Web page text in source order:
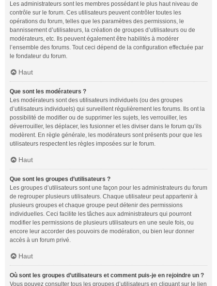
Les administrateurs sont les membres possédant le plus haut niveau de
contrôle sur le forum. Ces utilisateurs peuvent contrôler toutes les
opérations du forum, telles que les paramètres des permissions, le
bannissement d’utilisateurs, la création de groupes d’utilisateurs ou de
modérateurs, etc. Ils peuvent également être habilités à modérer
l’ensemble des forums. Tout ceci dépend de la configuration effectuée par
le fondateur du forum.
Haut
Que sont les modérateurs ?
Les modérateurs sont des utilisateurs individuels (ou des groupes
d’utilisateurs individuels) qui surveillent régulièrement les forums. Ils ont la
possibilité de modifier ou de supprimer les sujets, les verrouiller, les
déverrouiller, les déplacer, les fusionner et les diviser dans le forum qu’ils
modèrent. En règle générale, les modérateurs sont présents pour que les
utilisateurs respectent les règles imposées sur le forum.
Haut
Que sont les groupes d’utilisateurs ?
Les groupes d’utilisateurs sont une façon pour les administrateurs du forum
de regrouper plusieurs utilisateurs. Chaque utilisateur peut appartenir à
plusieurs groupes et chaque groupe peut détenir des permissions
individuelles. Ceci facilite les tâches aux administrateurs qui pourront
modifier les permissions de plusieurs utilisateurs en une seule fois, ou
encore leur accorder des pouvoirs de modération, ou bien leur donner
accès à un forum privé.
Haut
Où sont les groupes d’utilisateurs et comment puis-je en rejoindre un ?
Vous pouvez consulter tous les groupes d’utilisateurs en cliquant sur le lien